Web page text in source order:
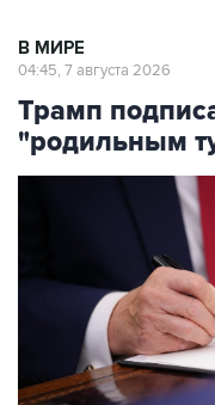
В МИРЕ
04:45, 7 августа 2026
Трамп
"родильным